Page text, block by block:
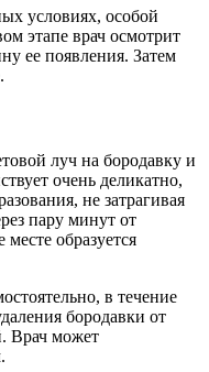
условиях, особой
этапе врач осмотрит
ее появления. Затем
луч на бородавку и
очень деликатно,
не затрагивая
пару минут от
месте образуется
в течение
бородавки от
Врач может